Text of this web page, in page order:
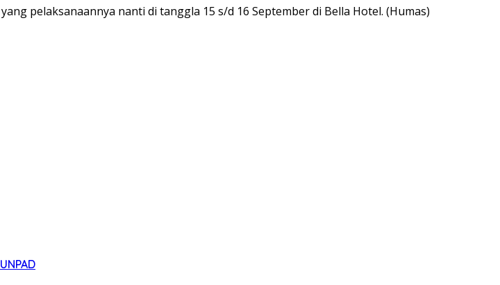
pelaksanaannya nanti di tanggla 15 s/d 16 September di Bella Hotel. (Humas)